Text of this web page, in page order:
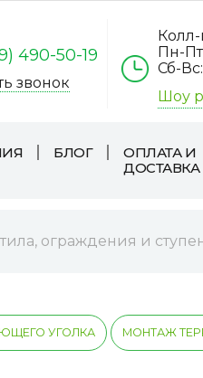
490-50-19
звонок
Пн-
Сб-
Шоу
БЛОГ
ОПЛАТА И
ДОСТАВКА
ограждения и
УГОЛКА МОНТАЖ